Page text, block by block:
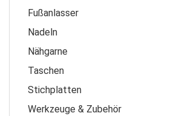
Fußanlasser
Nadeln
Nähgarne
Taschen
Stichplatten
Werkzeuge & Zubehör